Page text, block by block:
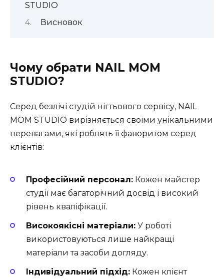
STUDIO
Висновок
Чому обрати NAIL MOM
STUDIO?
Серед безлічі студій нігтьового сервісу, NAIL
MOM STUDIO вирізняється своїми унікальними
перевагами, які роблять її фаворитом серед
клієнтів:
Професійний персонал: Кожен майстер
студії має багаторічний досвід і високий
рівень кваліфікації.
Високоякісні матеріали: У роботі
використовуються лише найкращі
матеріали та засоби догляду.
Індивідуальний підхід: Кожен клієнт